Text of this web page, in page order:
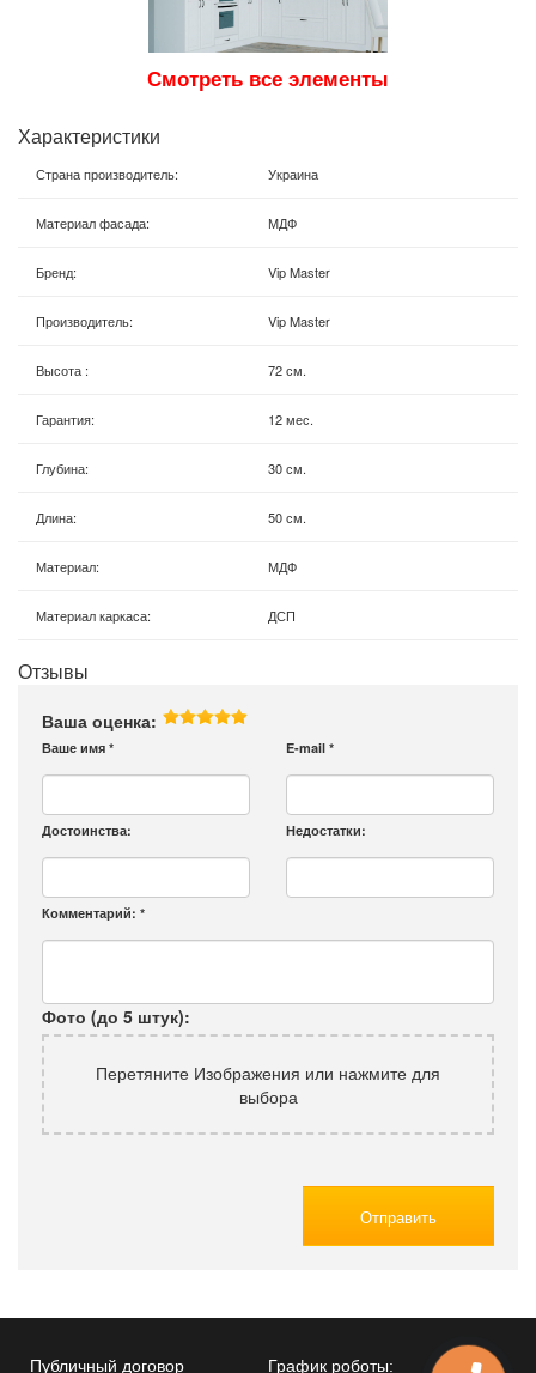
Смотреть все элементы
Характеристики
Страна производитель: Украина
Материал фасада: МДФ
Бренд: Vip Master
Производитель: Vip Master
Высота : 72 см.
Гарантия: 12 мес.
Глубина: 30 см.
Длина: 50 см.
Материал: МДФ
Материал каркаса: ДСП
Отзывы
Ваша оценка:
Ваше имя * E-mail *
Достоинства: Недостатки:
Комментарий: *
Фото (до 5 штук):
Перетяните Изображения или нажмите для
выбора
Отправить
Публичный договор График роботы: